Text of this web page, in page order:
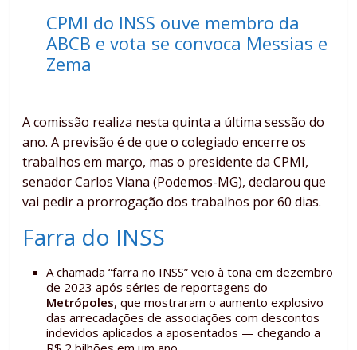
CPMI do INSS ouve membro da
ABCB e vota se convoca Messias e
Zema
A comissão realiza nesta quinta a última sessão do
ano. A previsão é de que o colegiado encerre os
trabalhos em março, mas o presidente da CPMI,
senador Carlos Viana (Podemos-MG), declarou que
vai pedir a prorrogação dos trabalhos por 60 dias.
Farra do INSS
A chamada “farra no INSS” veio à tona em dezembro
de 2023 após séries de reportagens do
Metrópoles, que mostraram o aumento explosivo
das arrecadações de associações com descontos
indevidos aplicados a aposentados — chegando a